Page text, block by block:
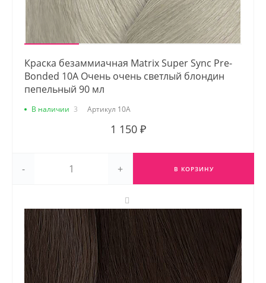
Краска безаммиачная Matrix Super Sync Pre-
Bonded 10A Очень очень светлый блондин
пепельный 90 мл
В наличии 3 Артикул 10A
1 150 ₽
- + В КОРЗИНУ